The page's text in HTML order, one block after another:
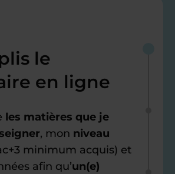
le
en ligne
les matières que je
, mon niveau
minimum acquis) et
afin qu’un(e)